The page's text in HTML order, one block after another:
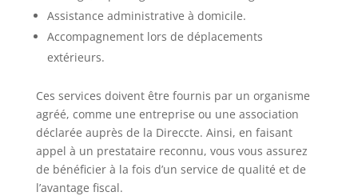
Assistance administrative à domicile.
Accompagnement lors de déplacements
extérieurs.
Ces services doivent être fournis par un organisme
agréé, comme une entreprise ou une association
déclarée auprès de la Direccte. Ainsi, en faisant
appel à un prestataire reconnu, vous vous assurez
de bénéficier à la fois d’un service de qualité et de
l’avantage fiscal.